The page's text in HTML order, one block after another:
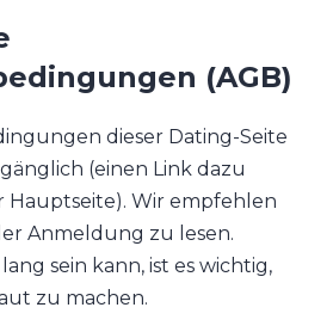
(AGB)
dieser Dating-Seite
(einen Link dazu
Hauptseite). Wir empfehlen
Anmeldung zu lesen.
sein kann, ist es wichtig,
zu machen.